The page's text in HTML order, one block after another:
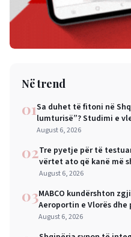
Në trend
01Sa duhet të fitoni në
lumturisë”? Studimi e
August 6, 2026
02Tre pyetje për të
vërtet ato që kanë më
August 6, 2026
03MABCO kundërshton
Aeroportin e Vlorës
ndërkombëtar
August 6, 2026